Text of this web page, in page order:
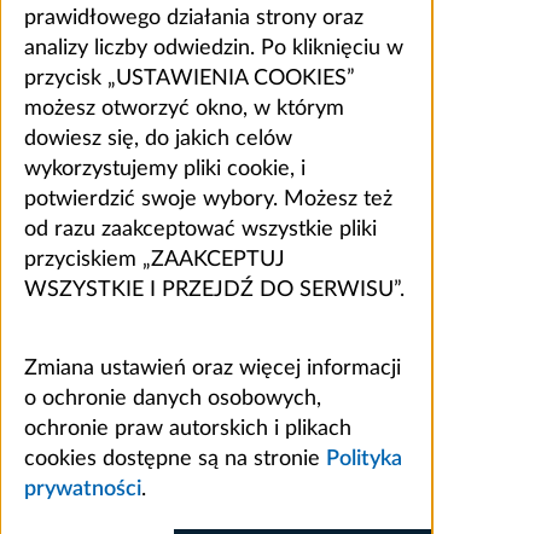
prawidłowego działania strony oraz
analizy liczby odwiedzin. Po kliknięciu w
przycisk „USTAWIENIA COOKIES”
możesz otworzyć okno, w którym
dowiesz się, do jakich celów
wykorzystujemy pliki cookie, i
potwierdzić swoje wybory. Możesz też
od razu zaakceptować wszystkie pliki
przyciskiem „ZAAKCEPTUJ
WSZYSTKIE I PRZEJDŹ DO SERWISU”.
Zmiana ustawień oraz więcej informacji
o ochronie danych osobowych,
ochronie praw autorskich i plikach
cookies dostępne są na stronie Polityka
prywatności.